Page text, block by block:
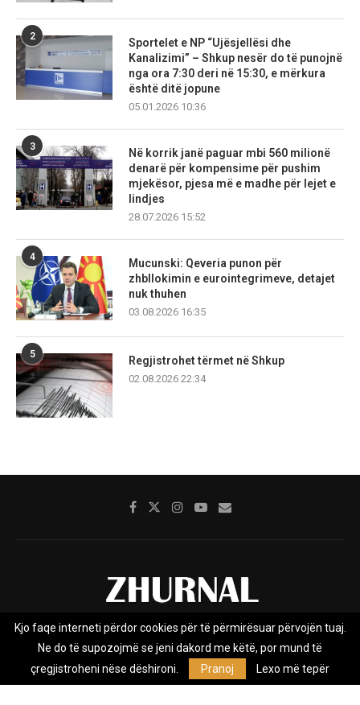
2
Sportelet e NP “Ujësjellësi dhe
Kanalizimi” – Shkup nesër do të punojnë
nga ora 7:30 deri në 15:30, e mërkura
është ditë jopune
05.01.2026 10:36
3
Në korrik janë paguar mbi 560 milionë
denarë për kompensime për pushim
mjekësor, pjesa më e madhe për lejet e
lindjes
28.07.2026 15:52
4
Mucunski: Qeveria punon për
zhbllokimin e eurointegrimeve, detajet
nuk thuhen
03.08.2026 16:35
5
Regjistrohet tërmet në Shkup
02.08.2026 22:34
Rreth nesh Impresumi Marketing
Privacy Policy
Zhurnal.mk është Agjenci e Lajmeve e pavarur, e themeluar në vitin
Kjo faqe interneti përdor cookies për të përmirësuar përvojën tuaj.
Ne do të supozojmë se jeni dakord me këtë, por mund të
çregjistroheni nëse dëshironi.
Pranoj Lexo më tepër